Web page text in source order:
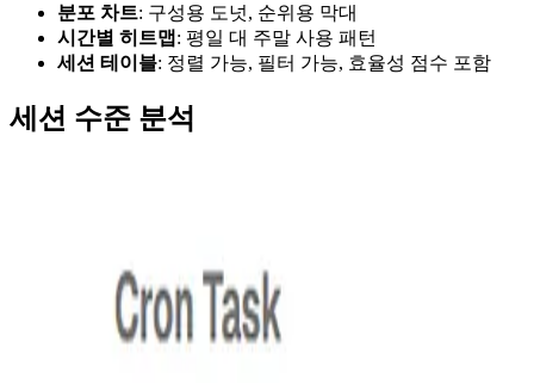
분포 차트: 구성용 도넛, 순위용 막대
시간별 히트맵 : 평일 대 주말 사용 패턴
세션 테이블: 정렬 가능, 필터 가능, 효율성 점수 포함
세션 수준 분석